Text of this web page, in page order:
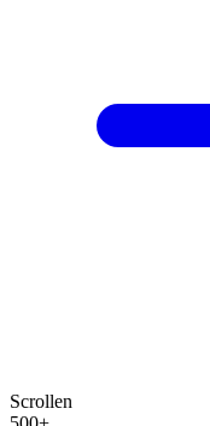
Scrollen